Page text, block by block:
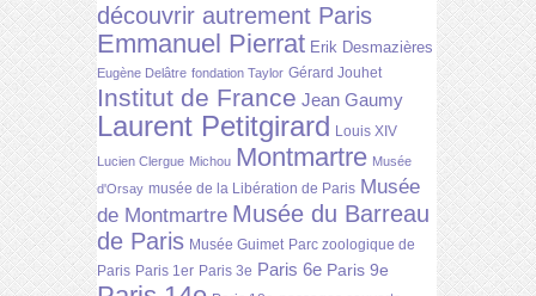
découvrir autrement Paris
Emmanuel Pierrat Erik Desmazières
Eugène Delâtre fondation Taylor Gérard Jouhet
Institut de France Jean Gaumy
Laurent Petitgirard Louis XIV
Lucien Clergue Michou Montmartre Musée
d'Orsay musée de la Libération de Paris Musée
de Montmartre Musée du Barreau
de Paris Musée Guimet Parc zoologique de
Paris Paris 1er Paris 3e Paris 6e Paris 9e